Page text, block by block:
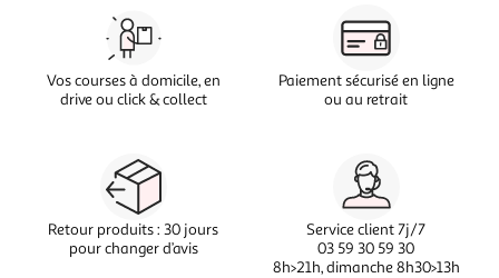
Vos courses à domicile, en
drive ou click & collect
Paiement sécurisé en ligne
ou au retrait
Retour produits : 30 jours
pour changer d’avis
Service client 7j/7
03 59 30 59 30
8h>21h, dimanche 8h30>13h